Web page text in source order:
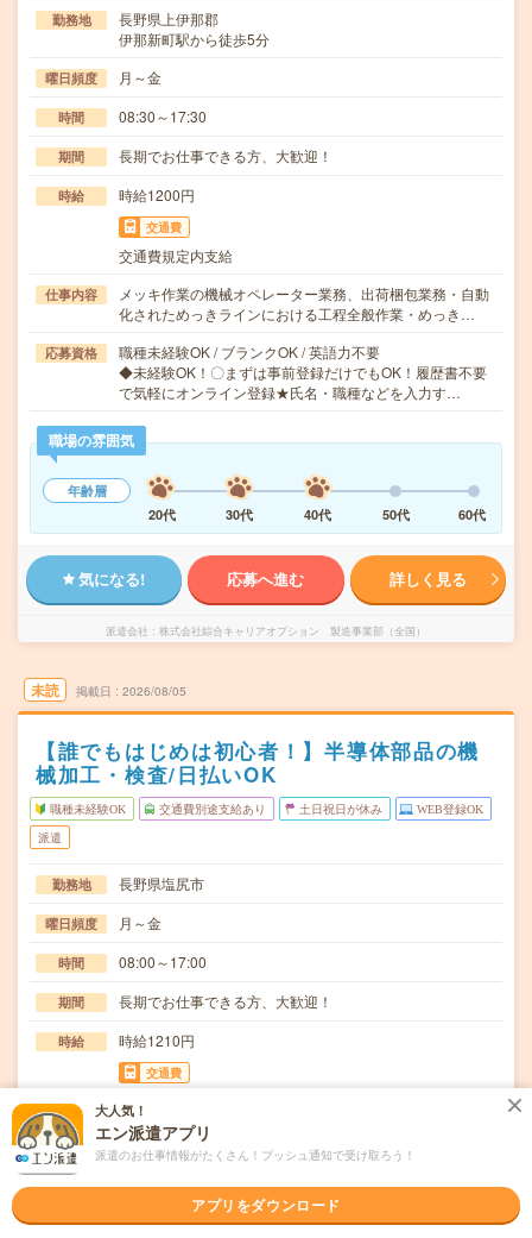
勤務地
長野県上伊那郡
伊那新町駅から徒歩5分
曜日頻度 月～金
時間 08:30～17:30
期間 長期でお仕事できる方、大歓迎！
時給 時給1200円
交通費
交通費規定内支給
仕事内容
メッキ作業の機械オペレーター業務、出荷梱包業務・自動
化されためっきラインにおける工程全般作業・めっき…
応募資格
職種未経験OK / ブランクOK / 英語力不要
◆未経験OK！〇まずは事前登録だけでもOK！履歴書不要
で気軽にオンライン登録★氏名・職種などを入力す…
職場の雰囲気
年齢層
20代
30代 40代 50代 60代
気になる! 応募へ進む 詳しく見る
派遣会社 株式会社綜合キャリアオプション 製造事業部（全国）
未読 掲載日 2026/08/05
【誰でもはじめは初心者！】半導体部品の機
械加工・検査/日払いOK
職種未経験OK 交通費別途支給あり 土日祝日が休み WEB登録OK
派遣
勤務地 長野県塩尻市
曜日頻度 月～金
時間 08:00～17:00
期間 長期でお仕事できる方、大歓迎！
時給 時給1210円
交通費
交通費規定内支給
仕事内容
金属の加工自体は機械が行いますので、機械へ部品をセッ
トし、加工が終わりましたら外して寸法通りに加工さ…
職種未経験OK / ブランクOK / 英語力不要
◆未経験OK！〇まずは事前登録だけでもOK！履歴書不要
大人気！
エン派遣アプリ
派遣のお仕事情報がたくさん！プッシュ通知で受け取ろう！
アプリをダウンロード